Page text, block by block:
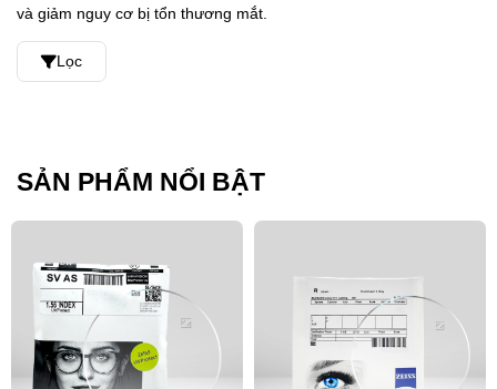
Chống chói
Chống ánh sáng xanh
Hạn chế trầy xước
1.53
1.56
và giảm nguy cơ bị tổn thương mắt.
Lọc
SẢN PHẨM NỔI BẬT